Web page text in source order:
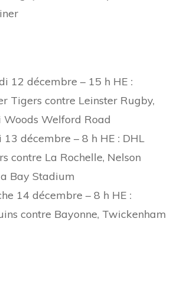
12 décembre – 15 h HE :
Tigers contre Leinster Rugby,
Welford Road
13 décembre – 8 h HE : DHL
contre La Rochelle, Nelson
Bay Stadium
14 décembre – 8 h HE :
contre Bayonne, Twickenham